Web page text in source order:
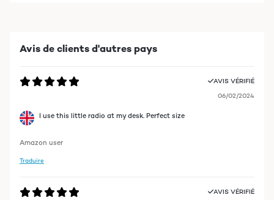
Avis de clients d'autres pays
AVIS VÉRIFIÉ
06/02/2024
I use this little radio at my desk. Perfect size
Amazon user
Traduire
AVIS VÉRIFIÉ